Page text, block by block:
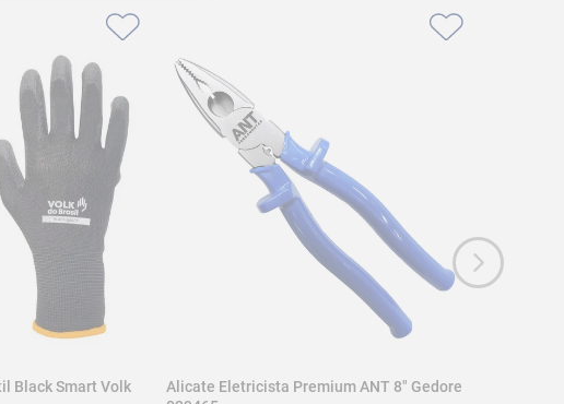
Black Smart Volk
Alicate Eletricista Premium ANT 8" Gedore